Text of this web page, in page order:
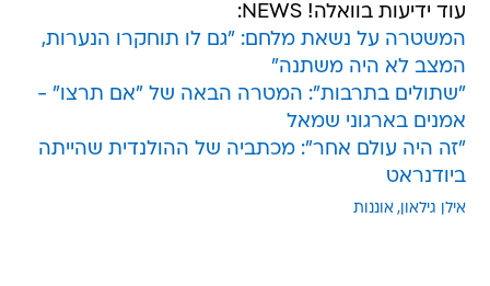
עוד ידיעות בוואלה! NEWS:
המשטרה על נשאת מלחם: "גם לו תוחקרו הנערות,
המצב לא היה משתנה"
"שתולים בתרבות": המטרה הבאה של "אם תרצו" -
אמנים בארגוני שמאל
"זה היה עולם אחר": מכתביה של ההולנדית שהייתה
ביודנראט
אילן גילאון אוננות